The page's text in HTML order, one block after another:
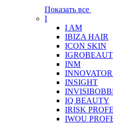
Показать все
I
I AM
IBIZA HAIR
ICON SKIN
INM
INSIGHT
IQ BEAUTY
IRISK
IWOU